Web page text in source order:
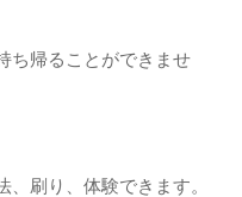
ち帰ることができませ
刷り、体験できます。